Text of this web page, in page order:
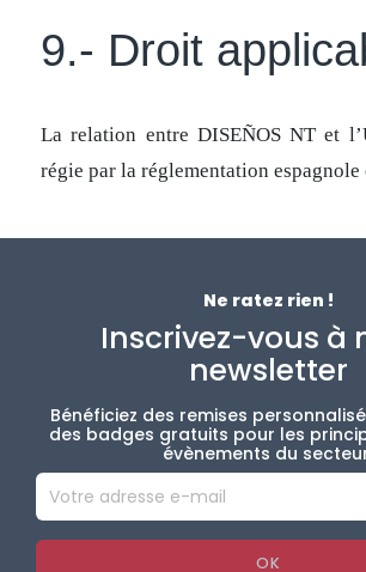
9.- Droit
La relation entre DISEÑOS NT et
régie par la réglementation espagnole
Ne ratez rien !
Inscrivez-vous à
newsletter
Bénéficiez des remises
des badges gratuits pour les
évènements du